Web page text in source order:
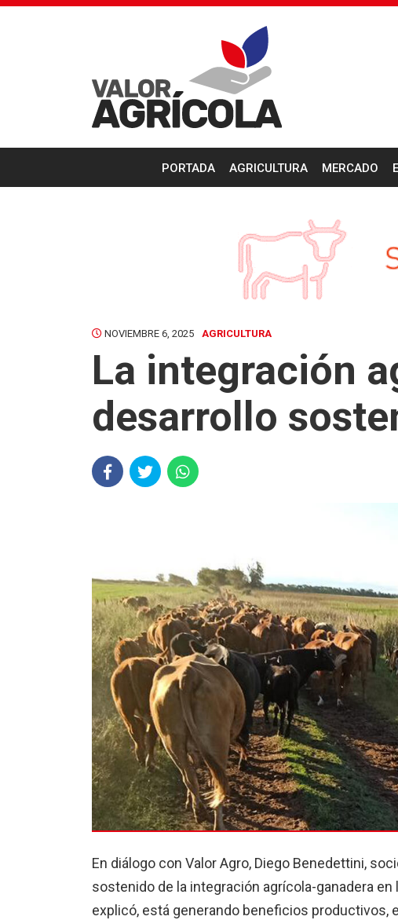
PORTADA AGRICULTURA MERCADO
NOVIEMBRE 6, 2025 AGRICULTURA
La integración
desarrollo
En diálogo con Valor Agro, Diego Benedettini,
sostenido de la integración agrícola-ganadera
explicó, está generando beneficios